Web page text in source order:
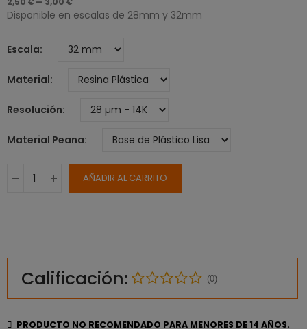
Disponible en escalas de 28mm y 32mm
Escala
Material
Resolución
Material Peana
AÑADIR AL CARRITO
Calificación: (0)
PRODUCTO NO RECOMENDADO PARA MENORES DE 14 AÑOS.